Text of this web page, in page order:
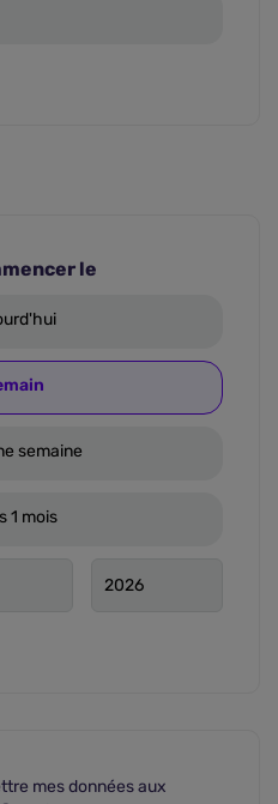
le
semaine
1 mois
mes données aux